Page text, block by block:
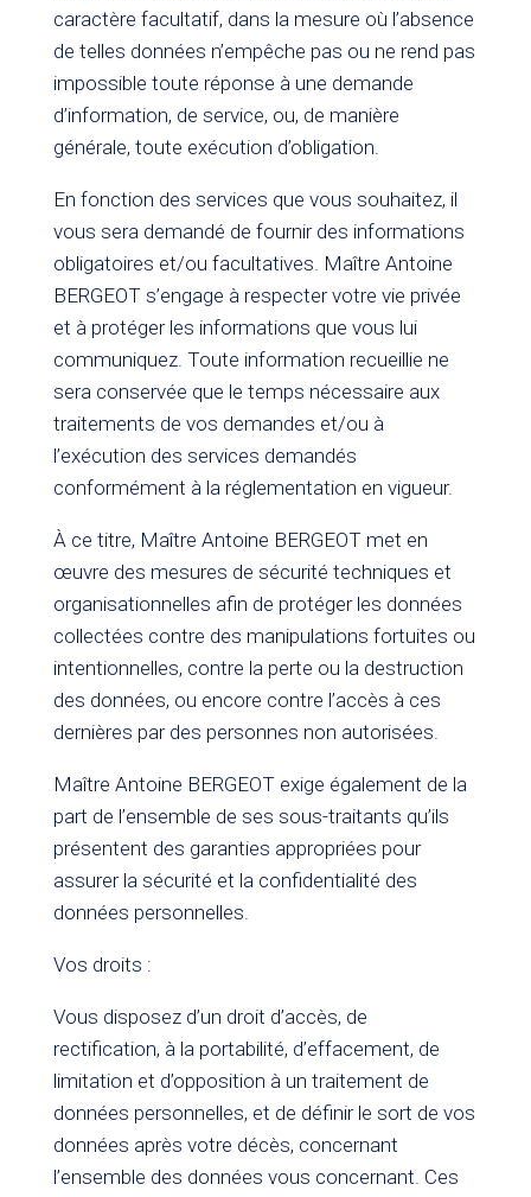
caractère facultatif, dans la mesure où l’absence
de telles données n’empêche pas ou ne rend pas
impossible toute réponse à une demande
d’information, de service, ou, de manière
générale, toute exécution d’obligation.
En fonction des services que vous souhaitez, il
vous sera demandé de fournir des informations
obligatoires et/ou facultatives. Maître Antoine
BERGEOT s’engage à respecter votre vie privée
et à protéger les informations que vous lui
communiquez. Toute information recueillie ne
sera conservée que le temps nécessaire aux
traitements de vos demandes et/ou à
l’exécution des services demandés
conformément à la réglementation en vigueur.
À ce titre, Maître Antoine BERGEOT met en
œuvre des mesures de sécurité techniques et
organisationnelles afin de protéger les données
collectées contre des manipulations fortuites ou
intentionnelles, contre la perte ou la destruction
des données, ou encore contre l’accès à ces
dernières par des personnes non autorisées.
Maître Antoine BERGEOT exige également de la
part de l’ensemble de ses sous-traitants qu’ils
présentent des garanties appropriées pour
assurer la sécurité et la confidentialité des
données personnelles.
Vos droits :
Vous disposez d’un droit d’accès, de
rectification, à la portabilité, d’effacement, de
limitation et d’opposition à un traitement de
données personnelles, et de définir le sort de vos
données après votre décès, concernant
l’ensemble des données vous concernant. Ces